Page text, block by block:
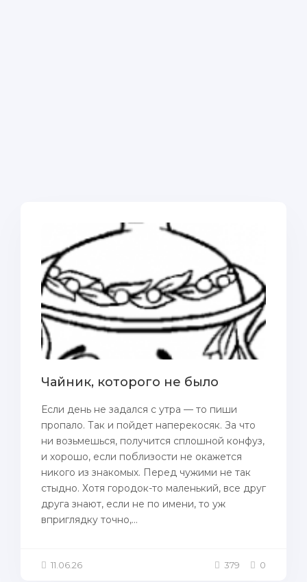
Чайник, которого не было
Если день не задался с утра — то пиши
пропало. Так и пойдет наперекосяк. За что
ни возьмешься, получится сплошной конфуз,
и хорошо, если поблизости не окажется
никого из знакомых. Перед чужими не так
стыдно. Хотя городок-то маленький, все друг
друга знают, если не по имени, то уж
вприглядку точно,...
11.06.26 379 0